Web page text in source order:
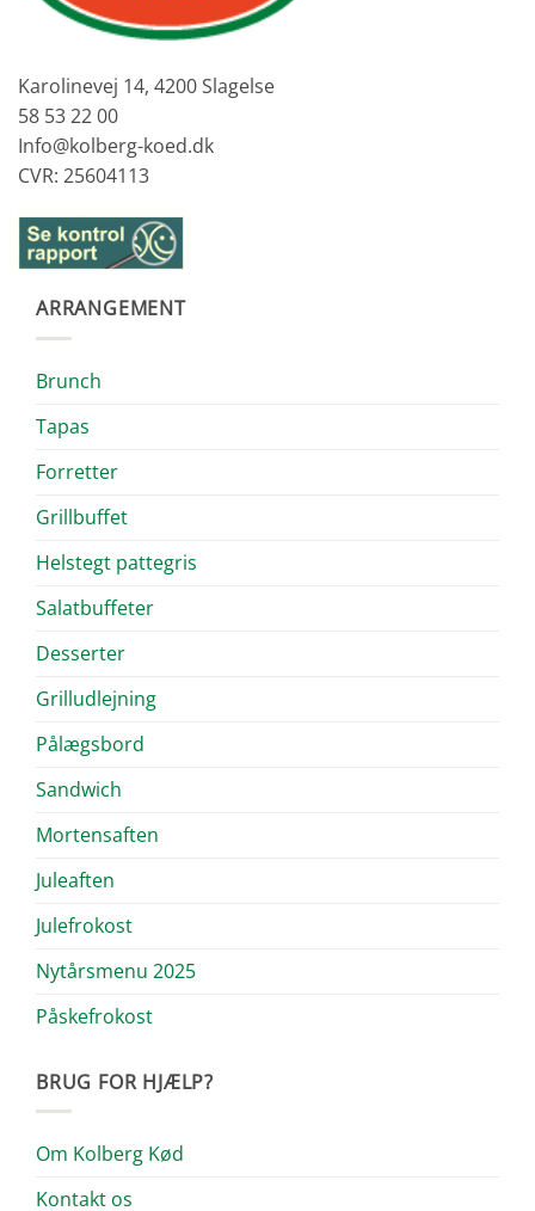
Karolinevej 14, 4200 Slagelse
58 53 22 00
Info@kolberg-koed.dk
CVR: 25604113
ARRANGEMENT
Brunch
Tapas
Forretter
Grillbuffet
Helstegt pattegris
Salatbuffeter
Desserter
Grilludlejning
Pålægsbord
Sandwich
Mortensaften
Juleaften
Julefrokost
Nytårsmenu 2025
Påskefrokost
BRUG FOR HJÆLP?
Om Kolberg Kød
Kontakt os